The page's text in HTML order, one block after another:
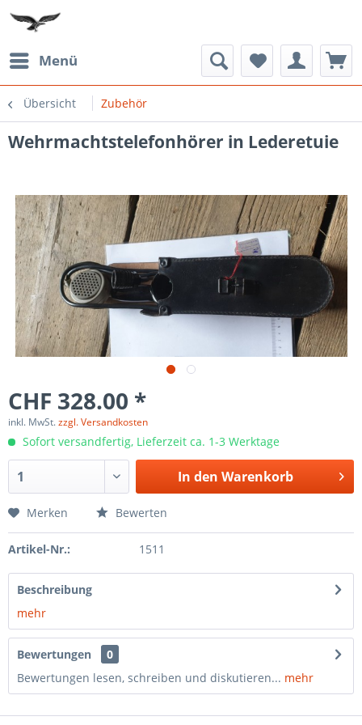
Menü
Übersicht Zubehör
Wehrmachtstelefonhörer in Lederetuie
CHF 328.00 *
inkl. MwSt.zzgl. Versandkosten
Sofort versandfertig, Lieferzeit ca. 1-3 Werktage
In den Warenkorb
Merken Bewerten
Artikel-Nr.: 1511
Beschreibung
mehr
Bewertungen
0
Bewertungen lesen, schreiben und diskutieren... mehr